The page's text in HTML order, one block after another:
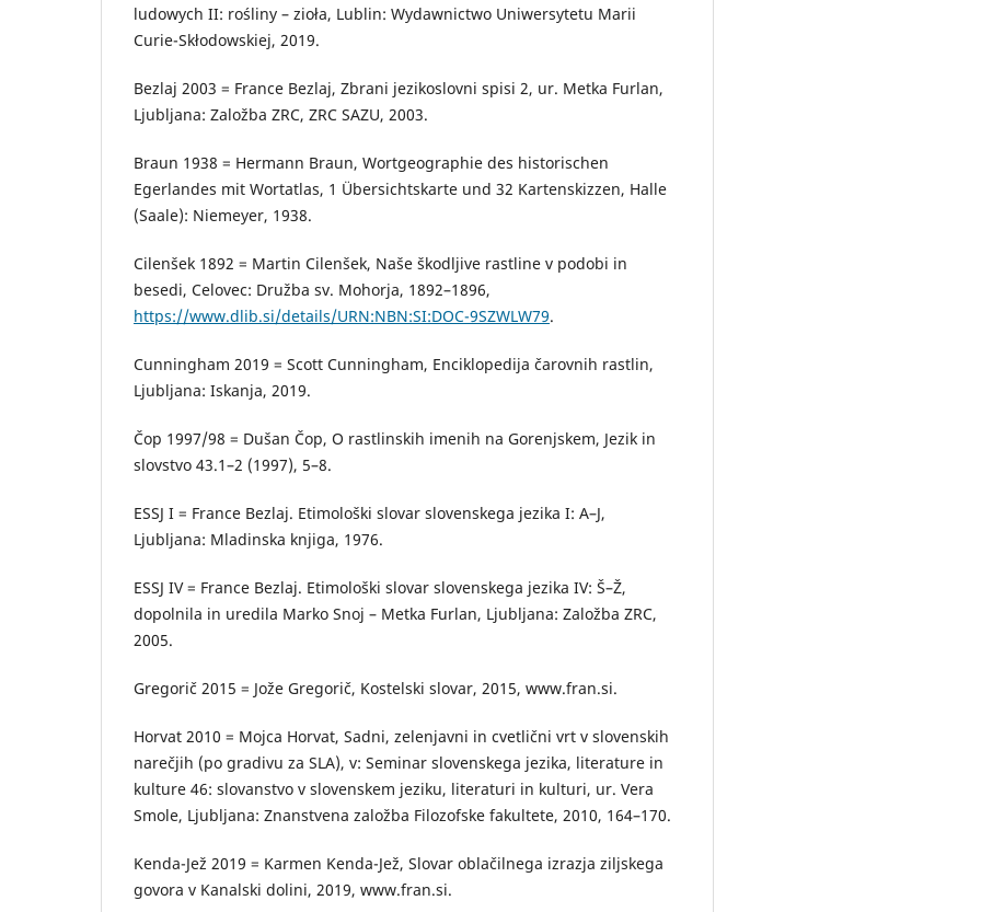
ludowych II: rośliny – zioła, Lublin: Wydawnictwo Uniwersytetu Marii
Curie-Skłodowskiej, 2019.
Bezlaj 2003 = France Bezlaj, Zbrani jezikoslovni spisi 2, ur. Metka Furlan,
Ljubljana: Založba ZRC, ZRC SAZU, 2003.
Braun 1938 = Hermann Braun, Wortgeographie des historischen
Egerlandes mit Wortatlas, 1 Übersichtskarte und 32 Kartenskizzen, Halle
(Saale): Niemeyer, 1938.
Cilenšek 1892 = Martin Cilenšek, Naše škodljive rastline v podobi in
besedi, Celovec: Družba sv. Mohorja, 1892–1896,
https://www.dlib.si/details/URN:NBN:SI:DOC-9SZWLW79.
Cunningham 2019 = Scott Cunningham, Enciklopedija čarovnih rastlin,
Ljubljana: Iskanja, 2019.
Čop 1997/98 = Dušan Čop, O rastlinskih imenih na Gorenjskem, Jezik in
slovstvo 43.1–2 (1997), 5–8.
ESSJ I = France Bezlaj. Etimološki slovar slovenskega jezika I: A–J,
Ljubljana: Mladinska knjiga, 1976.
ESSJ IV = France Bezlaj. Etimološki slovar slovenskega jezika IV: Š–Ž,
dopolnila in uredila Marko Snoj – Metka Furlan, Ljubljana: Založba ZRC,
2005.
Gregorič 2015 = Jože Gregorič, Kostelski slovar, 2015, www.fran.si.
Horvat 2010 = Mojca Horvat, Sadni, zelenjavni in cvetlični vrt v slovenskih
narečjih (po gradivu za SLA), v: Seminar slovenskega jezika, literature in
kulture 46: slovanstvo v slovenskem jeziku, literaturi in kulturi, ur. Vera
Smole, Ljubljana: Znanstvena založba Filozofske fakultete, 2010, 164–170.
Kenda-Jež 2019 = Karmen Kenda-Jež, Slovar oblačilnega izrazja ziljskega
govora v Kanalski dolini, 2019, www.fran.si.